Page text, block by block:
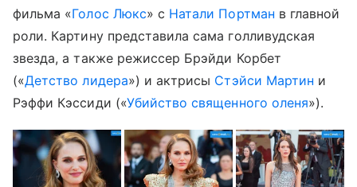
фильма «Голос Люкс» с Натали Портман в главной
роли. Картину представила сама голливудская
звезда, а также режиссер Брэйди Корбет
(«Детство лидера») и актрисы Стэйси Мартин и
Рэффи Кэссиди («Убийство священного оленя»).